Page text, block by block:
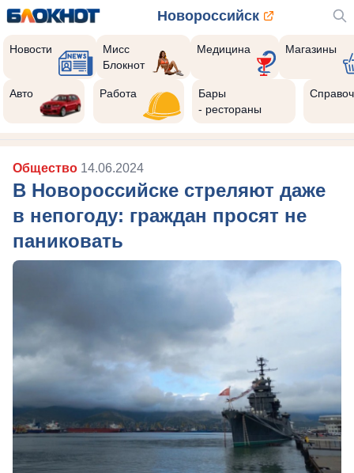
Новороссийск
Новости
Мисс
Блокнот
Медицина Магазины
Авто Работа
Бары
- рестораны
Общество 14.06.2024
В Новороссийске стреляют даже
в непогоду: граждан просят не
паниковать